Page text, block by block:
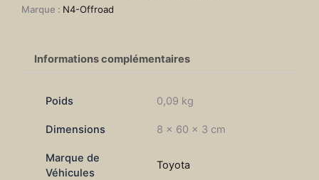
Toyota
Offroad
Marque : N4-Offroad
Informations complémentaires
Poids 0,09 kg
Dimensions 8 × 60 × 3 cm
Marque de
Véhicules
Toyota